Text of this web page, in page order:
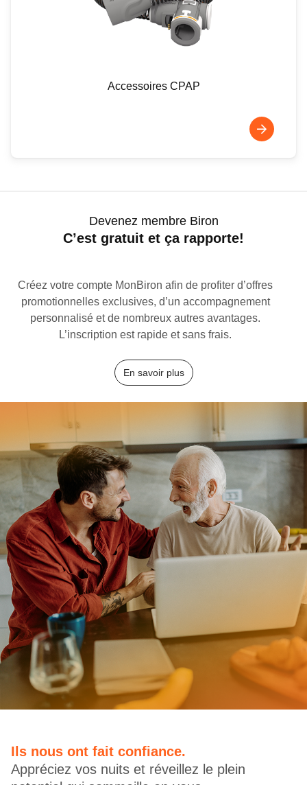
Accessoires CPAP
Devenez membre Biron
C’est gratuit et ça rapporte!
Créez votre compte MonBiron afin de profiter d’offres
promotionnelles exclusives, d’un accompagnement
personnalisé et de nombreux autres avantages.
L’inscription est rapide et sans frais.
En savoir plus
Ils nous ont fait confiance.
Appréciez vos nuits et réveillez le plein